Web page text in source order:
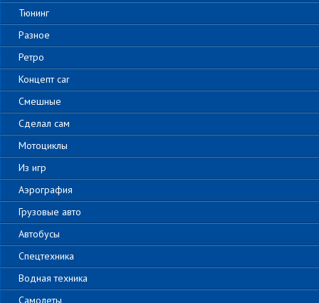
Тюнинг
Разное
Ретро
Концепт car
Смешные
Сделал сам
Мотоциклы
Из игр
Аэрография
Грузовые авто
Автобусы
Спецтехника
Водная техника
Самолеты